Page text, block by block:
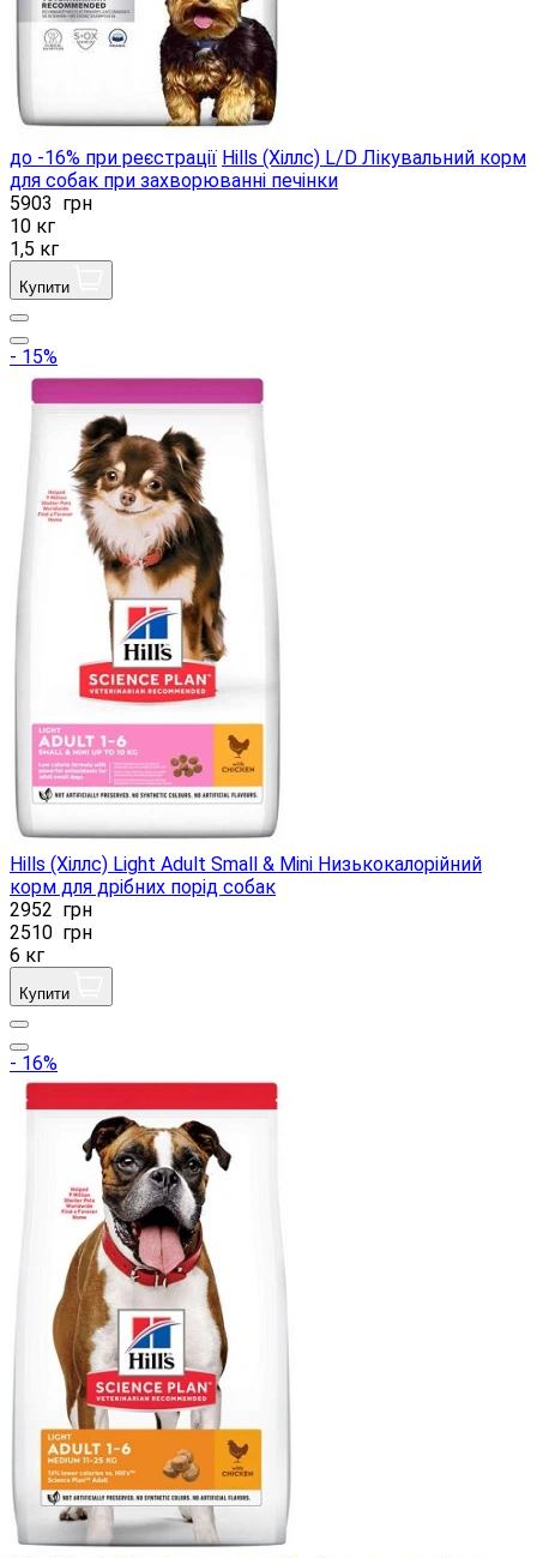
до -16% при реєстрації Hills (Хіллс) L/D Лікувальний корм
для собак при захворюванні печінки
5903 грн
10 кг
1,5 кг
Купити
- 15%
Hills (Хіллс) Light Adult Small & Mini Низькокалорійний
корм для дрібних порід собак
2952 грн
2510 грн
6 кг
Купити
- 16%